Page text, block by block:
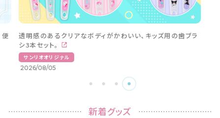
便
透明感のあるクリアなボディがかわいい、キッズ用の歯ブラ
シ3本セット。
サンリオオリジナル
2026/08/05
新着グッズ